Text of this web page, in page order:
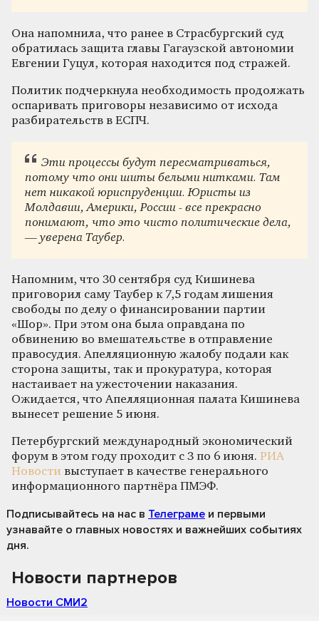
Она напомнила, что ранее в Страсбургский суд
обратилась защита главы Гагаузской автономии
Евгении Гуцул, которая находится под стражей.
Политик подчеркнула необходимость продолжать
оспаривать приговоры независимо от исхода
разбирательств в ЕСПЧ.
Эти процессы будут пересматриваться,
потому что они шиты белыми нитками. Там
нет никакой юриспруденции. Юристы из
Молдавии, Америки, России - все прекрасно
понимают, что это чисто политические дела,
— уверена Таубер.
Напомним, что 30 сентября суд Кишинева
приговорил саму Таубер к 7,5 годам лишения
свободы по делу о финансировании партии
«Шор». При этом она была оправдана по
обвинению во вмешательстве в отправление
правосудия. Апелляционную жалобу подали как
сторона защиты, так и прокуратура, которая
настаивает на ужесточении наказания.
Ожидается, что Апелляционная палата Кишинева
вынесет решение 5 июня.
Петербургский международный экономический
форум в этом году проходит с 3 по 6 июня. РИА
Новости выступает в качестве генерального
информационного партнёра ПМЭФ.
Подписывайтесь на нас в Телеграме и первыми
узнавайте о главных новостях и важнейших событиях
дня.
Новости партнеров
Новости СМИ2